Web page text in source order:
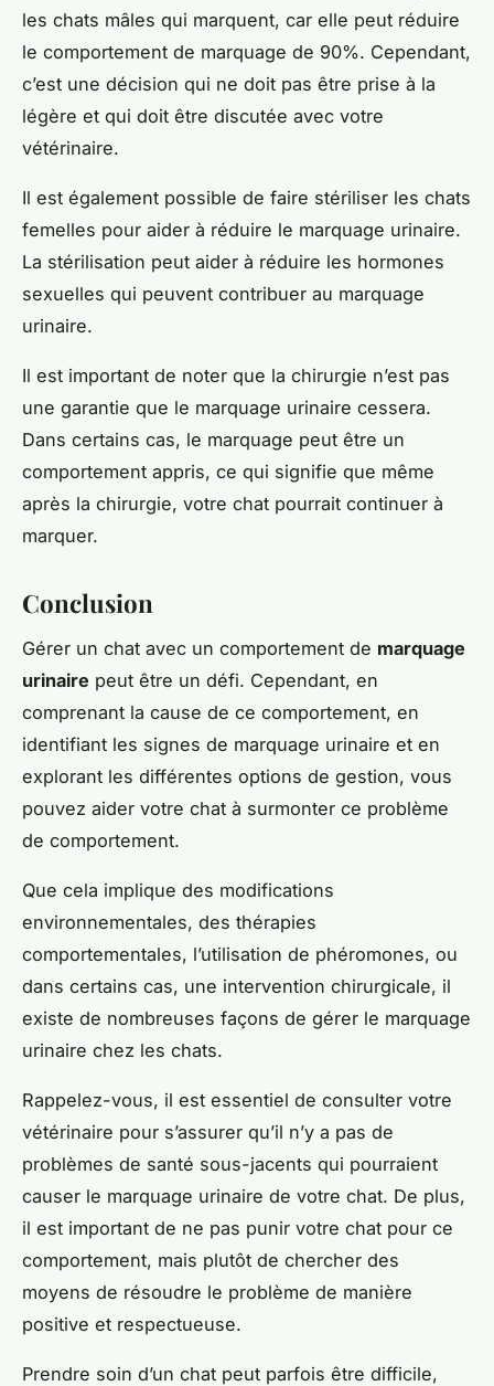
les chats mâles qui marquent, car elle peut réduire
le comportement de marquage de 90%. Cependant,
c’est une décision qui ne doit pas être prise à la
légère et qui doit être discutée avec votre
vétérinaire.
Il est également possible de faire stériliser les chats
femelles pour aider à réduire le marquage urinaire.
La stérilisation peut aider à réduire les hormones
sexuelles qui peuvent contribuer au marquage
urinaire.
Il est important de noter que la chirurgie n’est pas
une garantie que le marquage urinaire cessera.
Dans certains cas, le marquage peut être un
comportement appris, ce qui signifie que même
après la chirurgie, votre chat pourrait continuer à
marquer.
Conclusion
Gérer un chat avec un comportement de marquage
urinaire peut être un défi. Cependant, en
comprenant la cause de ce comportement, en
identifiant les signes de marquage urinaire et en
explorant les différentes options de gestion, vous
pouvez aider votre chat à surmonter ce problème
de comportement.
Que cela implique des modifications
environnementales, des thérapies
comportementales, l’utilisation de phéromones, ou
dans certains cas, une intervention chirurgicale, il
existe de nombreuses façons de gérer le marquage
urinaire chez les chats.
Rappelez-vous, il est essentiel de consulter votre
vétérinaire pour s’assurer qu’il n’y a pas de
problèmes de santé sous-jacents qui pourraient
causer le marquage urinaire de votre chat. De plus,
il est important de ne pas punir votre chat pour ce
comportement, mais plutôt de chercher des
moyens de résoudre le problème de manière
positive et respectueuse.
Prendre soin d’un chat peut parfois être difficile,